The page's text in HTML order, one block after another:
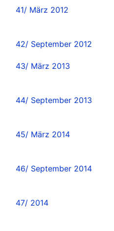
41/ März 2012
42/ September 2012
43/ März 2013
44/ September 2013
45/ März 2014
46/ September 2014
47/ 2014